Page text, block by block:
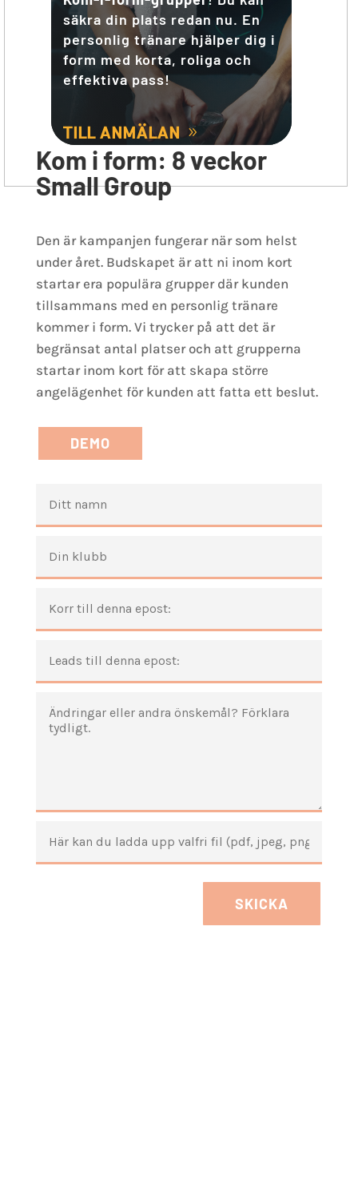
Kom i form: 8 veckor
Small Group
Den är kampanjen fungerar när som helst
under året. Budskapet är att ni inom kort
startar era populära grupper där kunden
tillsammans med en personlig tränare
kommer i form. Vi trycker på att det är
begränsat antal platser och att grupperna
startar inom kort för att skapa större
angelägenhet för kunden att fatta ett beslut.
DEMO
SKICKA